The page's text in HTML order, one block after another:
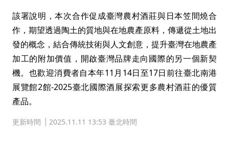
該署說明，本次合作促成臺灣農村酒莊與日本笠間燒合
作，期望透過陶土的質地與在地農產原料，傳遞從土地出
發的概念，結合傳統技術與人文創意，提升臺灣在地農產
加工的附加價值，開啟臺灣品牌走向國際的另一個新契
機。也歡迎消費者自本年11月14日至17日前往臺北南港
展覽館2館-2025臺北國際酒展探索更多農村酒莊的優質
產品。
更新時間 2025.11.11 13:53 臺北時間